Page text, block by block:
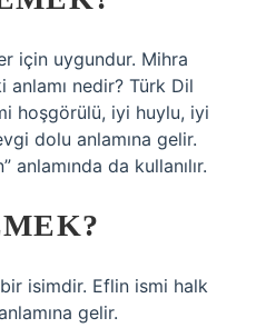
için uygundur. Mihra
anlamı nedir? Türk Dil
hoşgörülü, iyi huylu, iyi
dolu anlamına gelir.
anlamında da kullanılır.
isimdir. Eflin ismi halk
gelir.